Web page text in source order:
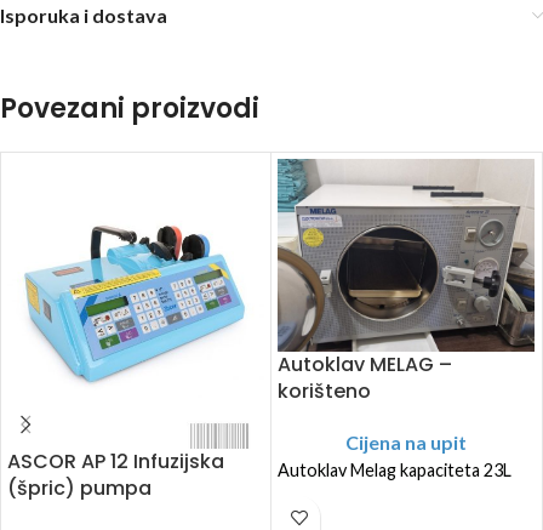
Isporuka i dostava
Povezani proizvodi
ASCOR AP 12 Infuzijska
(špric) pumpa
Autoklav MELAG –
korišteno
Cijena na upit
Autoklav Melag kapaciteta 23L